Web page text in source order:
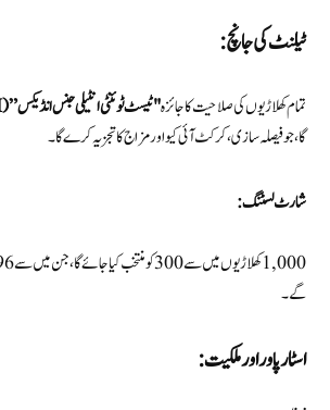
ٹیلنٹ کی جانچ:
تمام کھلاڑیوں کی صلاحیت کا جائزہ"ٹیسٹ ٹوئنٹی انٹیلی جنس انڈیکس” (TTII)
گا، جو فیصلہ سازی، کرکٹ آئی کیو اور مزاج کا تجزیہ کرے گا۔
شارٹ لسٹنگ:
گے۔
اسٹار پاور اور ملکیت: